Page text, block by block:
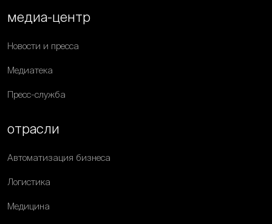
медиа-центр
Новости и пресса
Медиатека
Пресс-служба
отрасли
Автоматизация бизнеса
Логистика
Медицина